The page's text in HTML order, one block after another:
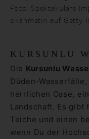
Foto: Spektakuläre
okanmetin auf Getty
KURSUNLU
Die Kursunlu
Düden-
herrlichen Oase,
Landschaft. Es gibt
Teiche und einen
wenn Du der